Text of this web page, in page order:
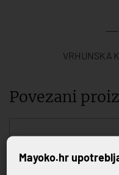
VRHUNSKA
Povezani
Mayoko.hr